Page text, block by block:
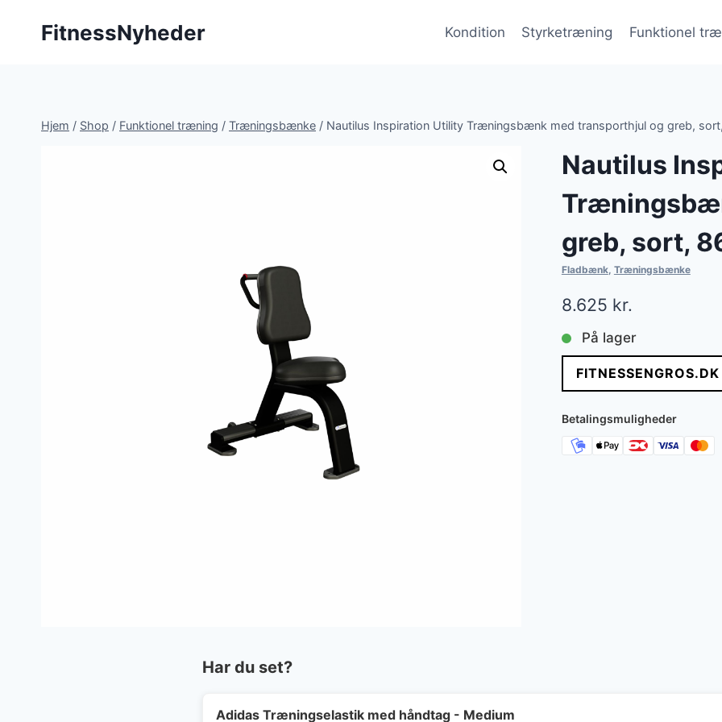
FitnessNyheder Kondition Styrketræning Funktionel
Hjem / Shop / Funktionel træning / Træningsbænke / Nautilus Inspiration Utility Træningsbænk med transporthjul og greb,
Nautilus
greb, sort,
Fladbænk, Træningsbænke
8.625 kr.
På lager
Betalingsmuligheder
Har du set?
Adidas Træningselastik med håndtag - Medium